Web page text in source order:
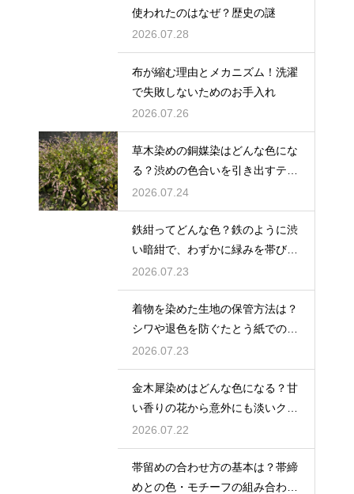
使われたのはなぜ？歴史の謎
2026.07.28
布が縮む理由とメカニズム！洗濯
で失敗しないためのお手入れ
2026.07.26
草木染めの銅媒染はどんな色にな
る？渋めの色合いを引き出すテク
ニック
2026.07.24
鉄紺ってどんな色？鉄のように渋
い暗紺で、わずかに緑みを帯びた
伝統色を解説
2026.07.23
着物を染めた生地の保管方法は？
シワや退色を防ぐたとう紙での保
存術
2026.07.23
金木犀染めはどんな色になる？甘
い香りの花から意外にも淡いクリ
ーム色〜ベージュに染まる
2026.07.22
帯留めの合わせ方の基本は？帯締
めとの色・モチーフの組み合わせ